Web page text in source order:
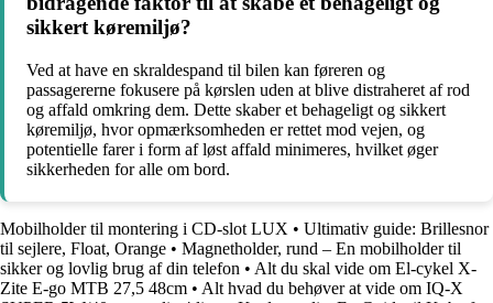
sikkert køremiljø?
Ved at have en skraldespand til bilen kan føreren og
passagererne fokusere på kørslen uden at blive distraheret af rod
og affald omkring dem. Dette skaber et behageligt og sikkert
køremiljø, hvor opmærksomheden er rettet mod vejen, og
potentielle farer i form af løst affald minimeres, hvilket øger
sikkerheden for alle om bord.
Mobilholder til montering i CD-slot LUX • Ultimativ guide: Brillesnor
til sejlere, Float, Orange • Magnetholder, rund – En mobilholder til
sikker og lovlig brug af din telefon • Alt du skal vide om El-cykel X-
Zite E-go MTB 27,5 48cm • Alt hvad du behøver at vide om IQ-X